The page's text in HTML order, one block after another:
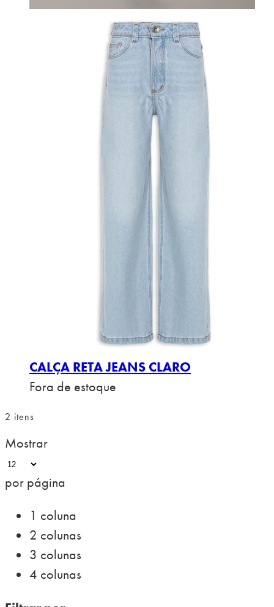
CALÇA RETA JEANS CLARO
Fora de estoque
2 itens
Mostrar
por página
1 coluna
2 colunas
3 colunas
4 colunas